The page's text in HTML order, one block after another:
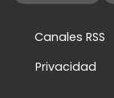
Canales RSS
Privacidad